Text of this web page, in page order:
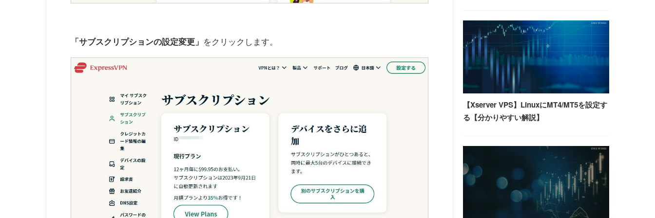
「サブスクリプションの設定変更」 をクリックします。
【Xserver VPS】LinuxにMT4/MT5を設定す
る【分かりやすい解説】